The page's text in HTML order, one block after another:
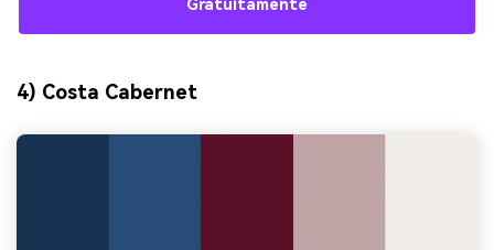
Gratuitamente
4) Costa Cabernet